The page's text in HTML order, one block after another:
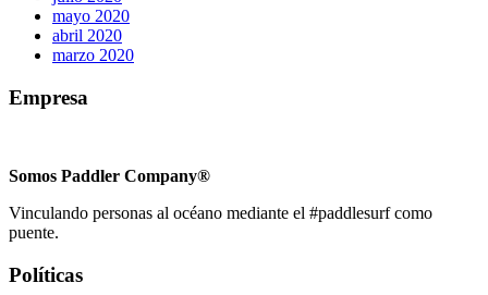
mayo 2020
abril 2020
marzo 2020
Empresa
Somos Paddler Company®
Vinculando personas al océano mediante el #paddlesurf como
puente.
Políticas